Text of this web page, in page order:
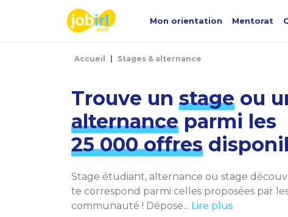
Mon orientation Mentorat
Accueil Stages & alternance
Trouve un stage ou
alternance parmi les
25 000 offres
Stage étudiant, alternance ou stage
te correspond parmi celles proposées par
communauté ! Dépose... Lire plus
Panneau de gestion des cookies